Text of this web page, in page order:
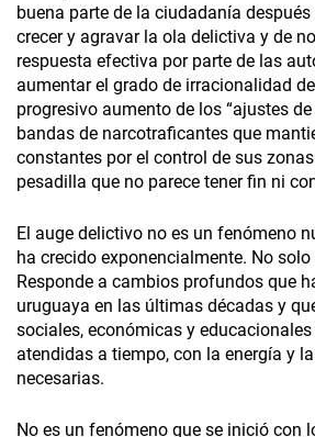
buena parte de la ciudadanía
crecer y agravar la ola delictiva y de
respuesta efectiva por parte de las
aumentar el grado de irracionalidad
progresivo aumento de los “ajustes
bandas de narcotraficantes que
constantes por el control de sus
pesadilla que no parece tener fin ni
El auge delictivo no es un fenómeno
ha crecido exponencialmente. No
Responde a cambios profundos que
uruguaya en las últimas décadas y
sociales, económicas y
atendidas a tiempo, con la energía y
necesarias.
No es un fenómeno que se inició con